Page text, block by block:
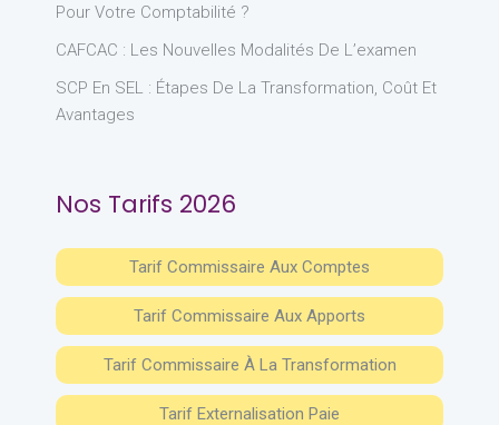
Pour Votre Comptabilité ?
CAFCAC : Les Nouvelles Modalités De L’examen
SCP En SEL : Étapes De La Transformation, Coût Et
Avantages
Nos Tarifs 2026
Tarif Commissaire Aux Comptes
Tarif Commissaire Aux Apports
Tarif Commissaire À La Transformation
Tarif Externalisation Paie